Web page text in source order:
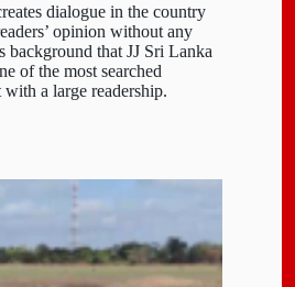
dialogue in the country
opinion without any
background that JJ Sri Lanka
of the most searched
a large readership.